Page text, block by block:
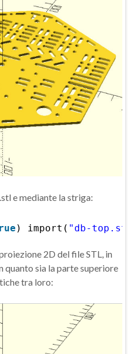
e mediante la striga:
) import( "db-
2D del file STL, in
quanto sia la parte superiore
tra loro: